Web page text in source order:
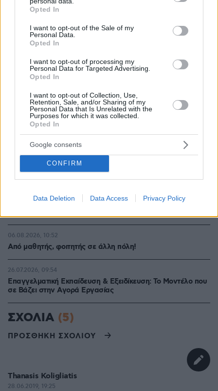
grant or deny consent to Google and its third-party tags to
use your data for below specified purposes in below Google
consent section.
Opted In
I want to opt-out of the Sale of my
Personal Data.
Opted In
I want to opt-out of processing my
Personal Data for Targeted Advertising.
Opted In
I want to opt-out of Collection, Use,
Retention, Sale, and/or Sharing of my
Personal Data that Is Unrelated with the
Purposes for which it was collected.
Opted In
Google consents
CONFIRM
Data Deletion Data Access Privacy Policy
Πώς μια απλή ιδέα εξελίχθηκε σε κορυφαίο θεσμό
Από μαθητής, φοιτητής σε άλλη πόλη!
06.08.2026, 10:52
Επαγγελματική Εκπαίδευση & Εξειδίκευση: Το Mοντέλο που
σε Bάζει στην Aγορά Eργασίας
26.07.2026, 09:54
ΣΧΟΛΙΑ (5)
ΠΡΟΣΘΗΚΗ ΣΧΟΛΙΟΥ
Thanasis Koligliatis
28.06.2019, 19:25